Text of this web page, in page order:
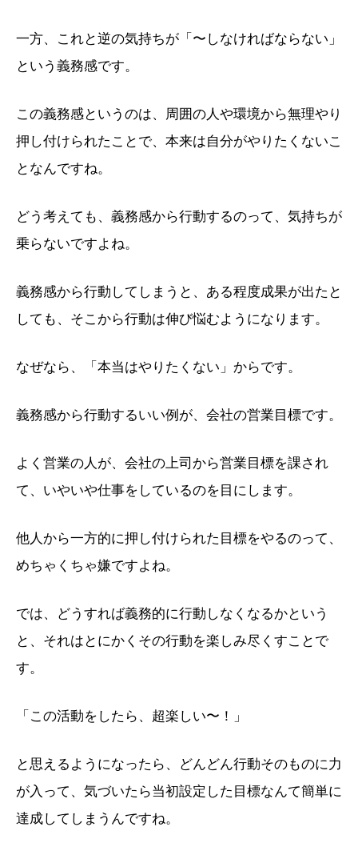
一方、これと逆の気持ちが「〜しなければならない」
という義務感です。
この義務感というのは、周囲の人や環境から無理やり
押し付けられたことで、本来は自分がやりたくないこ
となんですね。
どう考えても、義務感から行動するのって、気持ちが
乗らないですよね。
義務感から行動してしまうと、ある程度成果が出たと
しても、そこから行動は伸び悩むようになります。
なぜなら、「本当はやりたくない」からです。
義務感から行動するいい例が、会社の営業目標です。
よく営業の人が、会社の上司から営業目標を課され
て、いやいや仕事をしているのを目にします。
他人から一方的に押し付けられた目標をやるのって、
めちゃくちゃ嫌ですよね。
では、どうすれば義務的に行動しなくなるかという
と、それはとにかくその行動を楽しみ尽くすことで
す。
「この活動をしたら、超楽しい〜！」
と思えるようになったら、どんどん行動そのものに力
が入って、気づいたら当初設定した目標なんて簡単に
達成してしまうんですね。